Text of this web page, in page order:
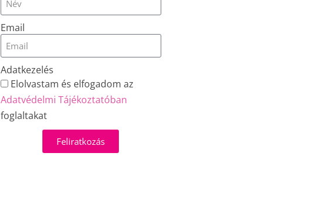
Email
Adatkezelés
Elolvastam és elfogadom az
Adatvédelmi Tájékoztatóban
foglaltakat
Feliratkozás